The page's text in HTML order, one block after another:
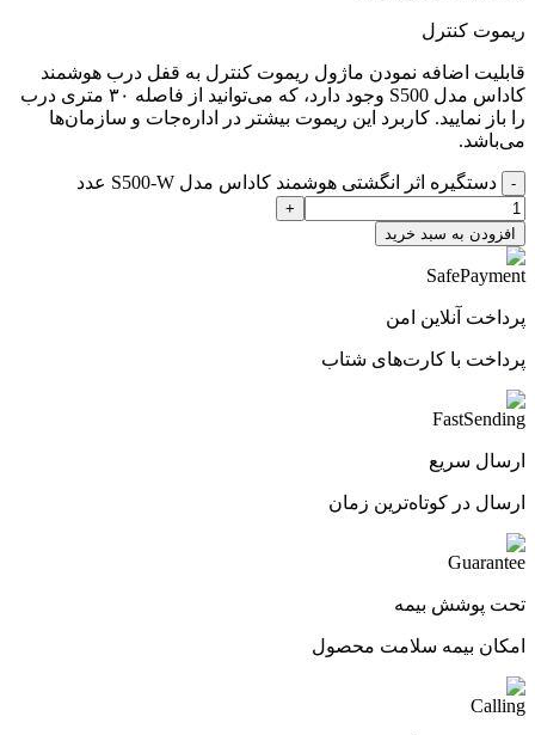
ریموت کنترل
قابلیت اضافه نمودن ماژول ریموت کنترل به قفل درب هوشمند
کاداس مدل S500 وجود دارد، که می‌توانید از فاصله ۳۰ متری درب
را باز نمایید. کاربرد این ریموت بیشتر در اداره‌جات و سازمان‌ها
می‌باشد.
- دستگیره اثر انگشتی هوشمند کاداس مدل S500-W عدد
+
افزودن به سبد خرید
پرداخت آنلاین امن
پرداخت با کارت‌های شتاب
ارسال سریع
ارسال در کوتاه‌ترین زمان
تحت پوشش بیمه
امکان بیمه سلامت محصول